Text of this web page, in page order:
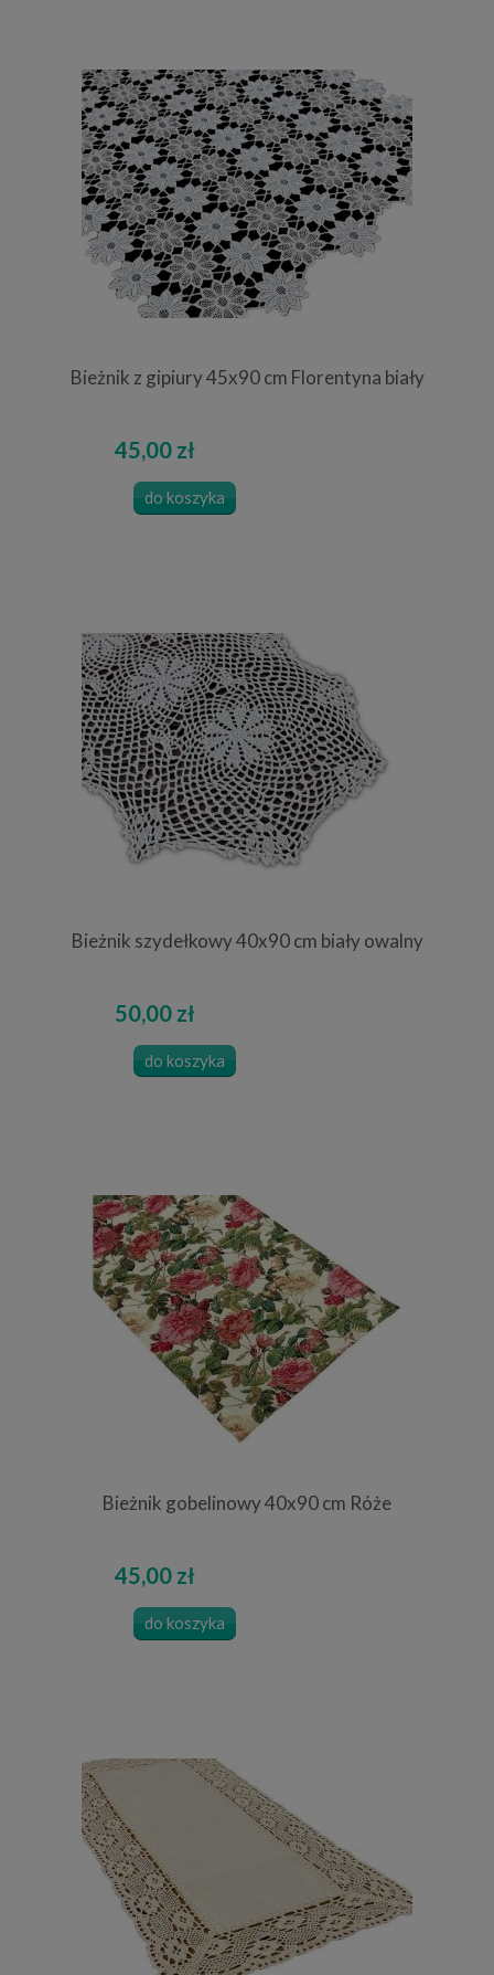
Bieżnik z gipiury 45x90 cm Florentyna biały
45,00 zł
do koszyka
Bieżnik szydełkowy 40x90 cm biały owalny
50,00 zł
do koszyka
Bieżnik gobelinowy 40x90 cm Róże
45,00 zł
do koszyka